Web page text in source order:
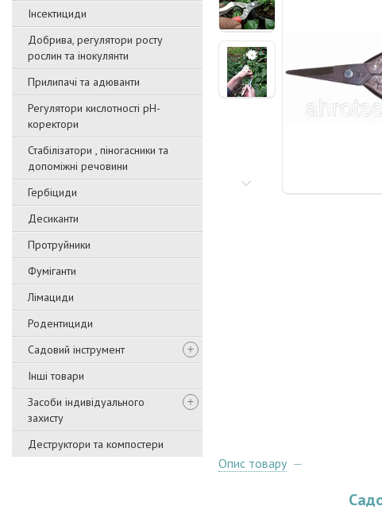
Інсектициди
Добрива, регулятори росту
рослин та інокулянти
Прилипачі та адюванти
Регулятори кислотності pН-
коректори
Стабілізатори , піногасники та
допоміжні речовини
Гербіциди
Десиканти
Протруйники
Фуміганти
Лімациди
Родентициди
Садовий інструмент
Інші товари
Засоби індивідуального
захисту
Деструктори та компостери
Опис товару